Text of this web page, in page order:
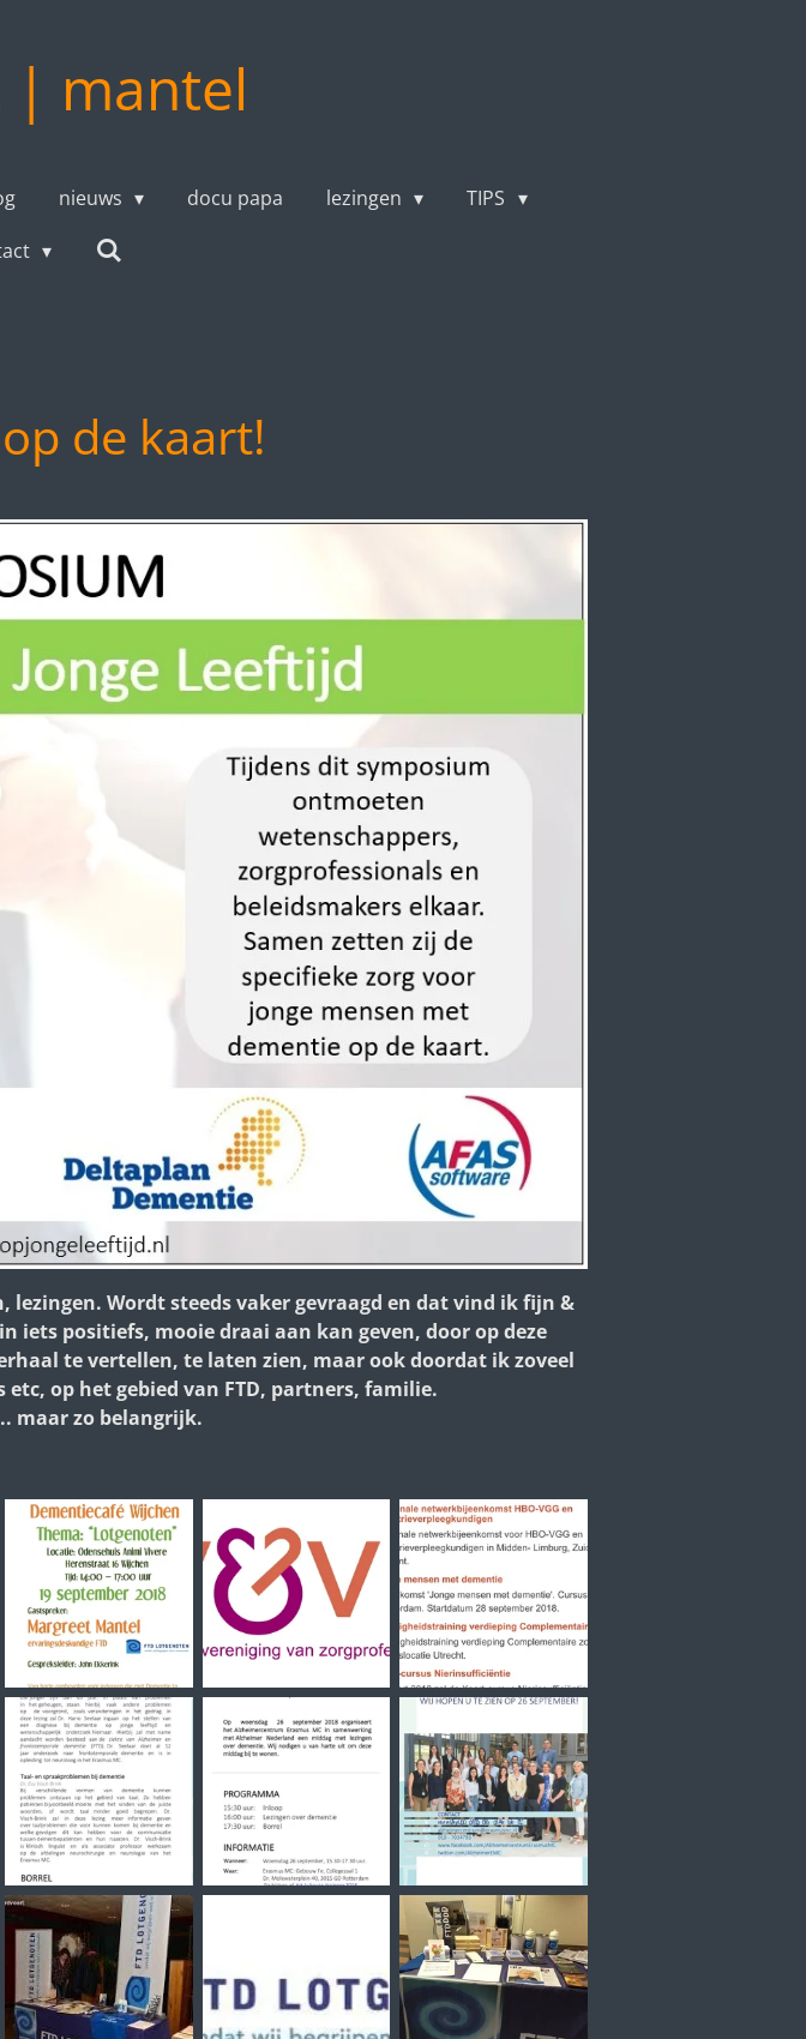
| mantel
nieuws docu papa lezingen
TIPS
de kaart!
lezingen. Wordt steeds vaker gevraagd en dat vind ik fijn &
iets positiefs, mooie draai aan kan geven, door op deze
te vertellen, te laten zien, maar ook doordat ik zoveel
op het gebied van FTD, partners, familie.
maar zo belangrijk.